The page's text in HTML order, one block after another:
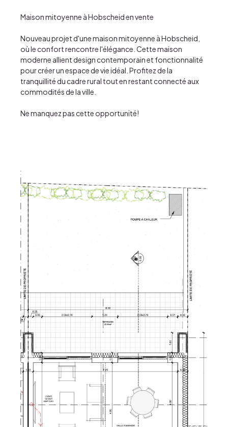
Maison mitoyenne à Hobscheid en vente
Nouveau projet d'une maison mitoyenne à Hobscheid,
où le confort rencontre l'élégance. Cette maison
moderne allient design contemporain et fonctionnalité
pour créer un espace de vie idéal. Profitez de la
tranquillité du cadre rural tout en restant connecté aux
commodités de la ville.
Ne manquez pas cette opportunité!